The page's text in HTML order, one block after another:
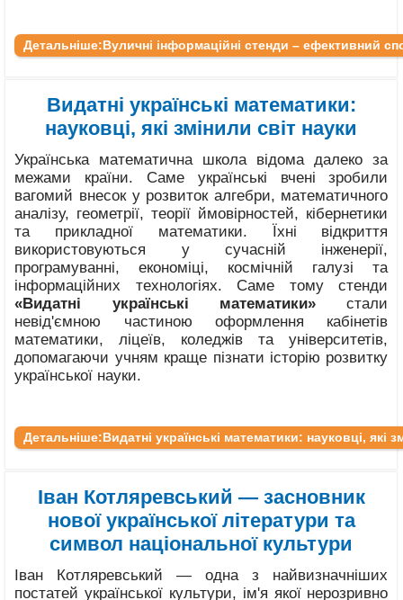
Детальніше:Вуличні інформаційні стенди – ефективний
Видатні українські математики:
науковці, які змінили світ науки
Українська математична школа відома далеко за
межами країни. Саме українські вчені зробили
вагомий внесок у розвиток алгебри, математичного
аналізу, геометрії, теорії ймовірностей, кібернетики
та прикладної математики. Їхні відкриття
використовуються у сучасній інженерії,
програмуванні, економіці, космічній галузі та
інформаційних технологіях. Саме тому стенди
«Видатні українські математики» стали
невід'ємною частиною оформлення кабінетів
математики, ліцеїв, коледжів та університетів,
допомагаючи учням краще пізнати історію розвитку
української науки.
Детальніше:Видатні українські математики: науковці, які
Іван Котляревський — засновник
нової української літератури та
символ національної культури
Іван Котляревський — одна з найвизначніших
постатей української культури, ім'я якої нерозривно